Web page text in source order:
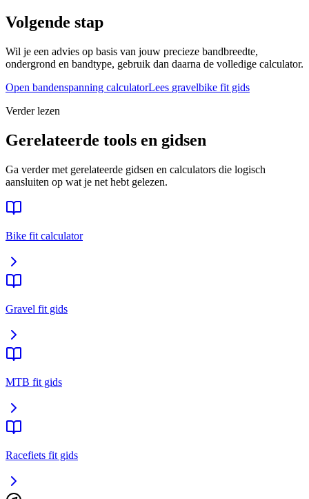
Volgende stap
Wil je een advies op basis van jouw precieze bandbreedte,
ondergrond en bandtype, gebruik dan daarna de volledige calculator.
Open bandenspanning calculatorLees gravelbike fit gids
Verder lezen
Gerelateerde tools en gidsen
Ga verder met gerelateerde gidsen en calculators die logisch
aansluiten op wat je net hebt gelezen.
Bike fit calculator
Gravel fit gids
MTB fit gids
Racefiets fit gids